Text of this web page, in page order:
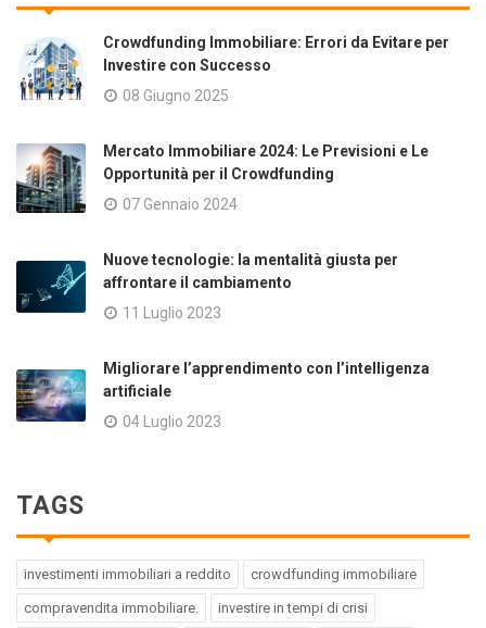
Crowdfunding Immobiliare: Errori da Evitare per
Investire con Successo
08 Giugno 2025
Mercato Immobiliare 2024: Le Previsioni e Le
Opportunità per il Crowdfunding
07 Gennaio 2024
Nuove tecnologie: la mentalità giusta per
affrontare il cambiamento
11 Luglio 2023
Migliorare l’apprendimento con l’intelligenza
artificiale
04 Luglio 2023
TAGS
investimenti immobiliari a reddito crowdfunding immobiliare
compravendita immobiliare. investire in tempi di crisi